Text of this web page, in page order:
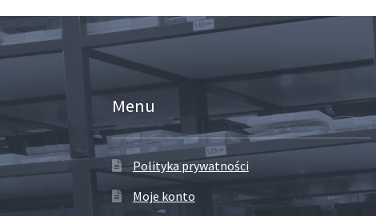
Menu
Polityka prywatności
Moje konto